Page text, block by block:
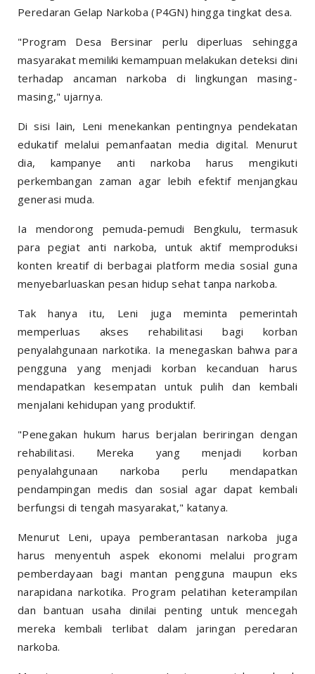
Peredaran Gelap Narkoba (P4GN) hingga tingkat desa.
"Program Desa Bersinar perlu diperluas sehingga
masyarakat memiliki kemampuan melakukan deteksi dini
terhadap ancaman narkoba di lingkungan masing-
masing," ujarnya.
Di sisi lain, Leni menekankan pentingnya pendekatan
edukatif melalui pemanfaatan media digital. Menurut
dia, kampanye anti narkoba harus mengikuti
perkembangan zaman agar lebih efektif menjangkau
generasi muda.
Ia mendorong pemuda-pemudi Bengkulu, termasuk
para pegiat anti narkoba, untuk aktif memproduksi
konten kreatif di berbagai platform media sosial guna
menyebarluaskan pesan hidup sehat tanpa narkoba.
Tak hanya itu, Leni juga meminta pemerintah
memperluas akses rehabilitasi bagi korban
penyalahgunaan narkotika. Ia menegaskan bahwa para
pengguna yang menjadi korban kecanduan harus
mendapatkan kesempatan untuk pulih dan kembali
menjalani kehidupan yang produktif.
"Penegakan hukum harus berjalan beriringan dengan
rehabilitasi. Mereka yang menjadi korban
penyalahgunaan narkoba perlu mendapatkan
pendampingan medis dan sosial agar dapat kembali
berfungsi di tengah masyarakat," katanya.
Menurut Leni, upaya pemberantasan narkoba juga
harus menyentuh aspek ekonomi melalui program
pemberdayaan bagi mantan pengguna maupun eks
narapidana narkotika. Program pelatihan keterampilan
dan bantuan usaha dinilai penting untuk mencegah
mereka kembali terlibat dalam jaringan peredaran
narkoba.